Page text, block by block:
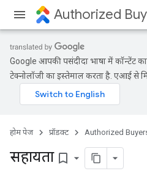
Authorized
Google आपकी पसंदीदा भाषा में कॉन्टेंट
टेक्नोलॉजी का इस्तेमाल करता है. एआई से
होम पेज प्रॉडक्ट Authorized
सहायता bookmark_border